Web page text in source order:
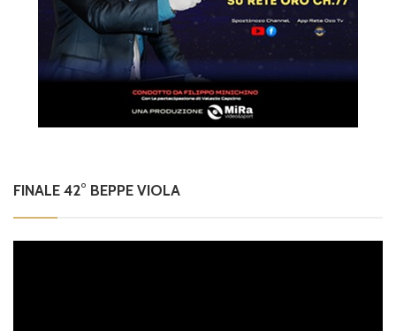
FINALE 42° BEPPE VIOLA